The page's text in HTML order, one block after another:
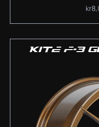
kr
KITE F-3